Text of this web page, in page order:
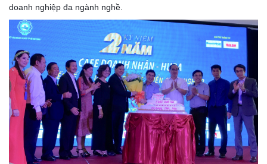
doanh nghiệp đa ngành nghề.